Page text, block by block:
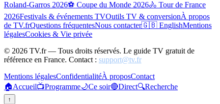
Roland-Garros 2026⚽ Coupe du Monde 2026🚴 Tour de France
2026Festivals & événements TVOutils TV & conversionÀ propos
de TV.frQuestions fréquentesNous contacter🇬🇧 EnglishMentions
légalesCookies & Vie privée
© 2026 TV.fr — Tous droits réservés. Le guide TV gratuit de
référence en France. Contact : support@tv.fr
Mentions légalesConfidentialitéÀ proposContact
🏠Accueil📺Programme🌙Ce soir🔴Direct🔍Recherche
↑